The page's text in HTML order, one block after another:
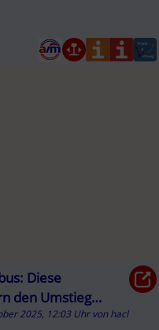
Diese
den Umstieg
2025, 12:03 Uhr vonhacl